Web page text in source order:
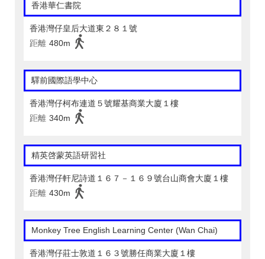
香港華仁書院
香港灣仔皇后大道東２８１號
距離 480m
驛前國際語學中心
香港灣仔柯布連道５號耀基商業大廈１樓
距離 340m
精英啓蒙英語研習社
香港灣仔軒尼詩道１６７－１６９號台山商會大廈１樓
距離 430m
Monkey Tree English Learning Center (Wan Chai)
香港灣仔莊士敦道１６３號勝任商業大廈１樓